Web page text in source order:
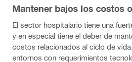
Mantener bajos los costos
El sector hospitalario tiene una
y en especial tiene el deber de
costos relacionados al ciclo de
entornos con requerimientos